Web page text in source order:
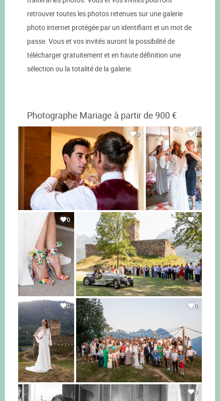
retrouver toutes les photos retenues sur une galerie
photo internet protégée par un identifiant et un mot de
passe. Vous et vos invités auront la possibilité de
télécharger gratuitement et en haute définition une
sélection ou la totalité de la galerie.
Photographe Mariage à partir de 900 €
0 0
0 0
0 0
0